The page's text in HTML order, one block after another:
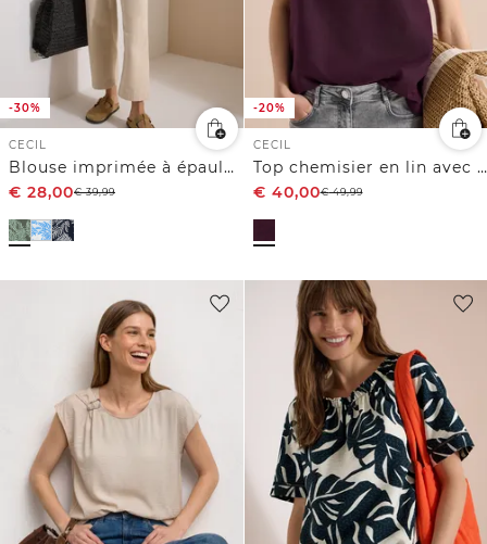
-30%
CECIL
Blouse imprimée à épaules tombantes
€ 28,00€39,99
-20%
CECIL
Top chemisier en lin avec détails de boutons
€ 40,00€49,99